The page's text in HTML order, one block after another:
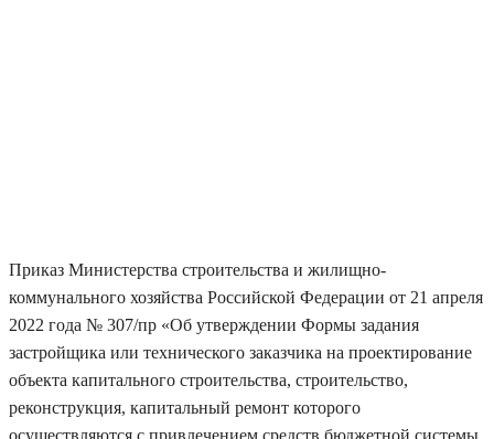
Приказ Министерства строительства и жилищно-
коммунального хозяйства Российской Федерации от 21 апреля
2022 года № 307/пр «Об утверждении Формы задания
застройщика или технического заказчика на проектирование
объекта капитального строительства, строительство,
реконструкция, капитальный ремонт которого
осуществляются с привлечением средств бюджетной системы